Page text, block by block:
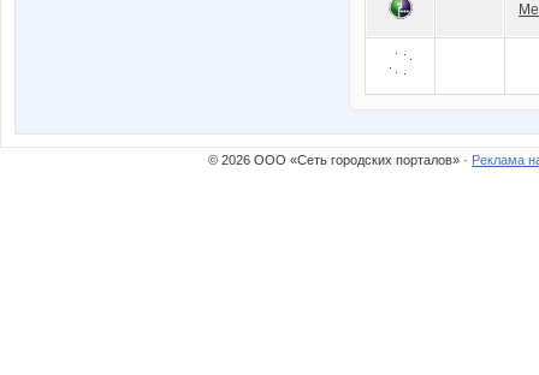
© 2026 ООО «Сеть городских порталов» · Реклама